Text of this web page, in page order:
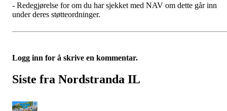
- Redegjørelse for om du har sjekket med NAV om dette går inn
under deres støtteordninger.
Logg inn for å skrive en kommentar.
Siste fra Nordstranda IL